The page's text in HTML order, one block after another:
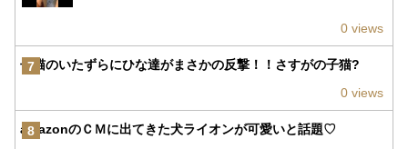
0 views
7
子猫のいたずらにひな達がまさかの反撃！！さすがの子猫?
0 views
8
amazonのＣＭに出てきた犬ライオンが可愛いと話題♡